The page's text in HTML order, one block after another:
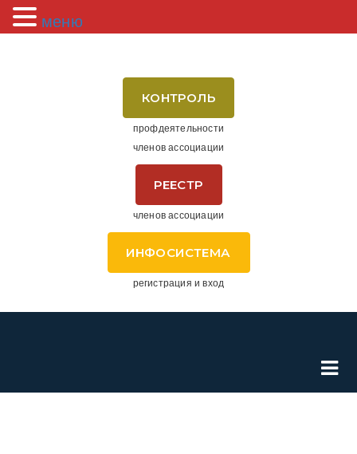
КОНТРОЛЬ
профдеятельности
членов ассоциации
РЕЕСТР
членов ассоциации
ИНФОСИСТЕМА
регистрация и вход
меню